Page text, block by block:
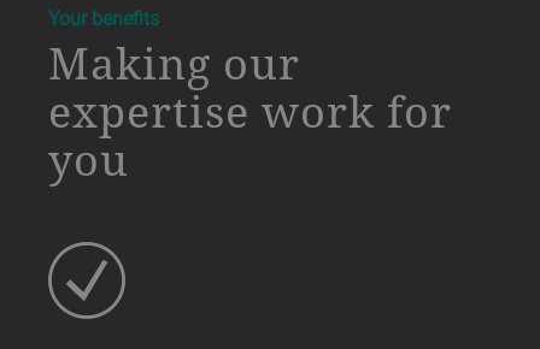
a decorative background image
Your benefits
Making our
expertise work for
you